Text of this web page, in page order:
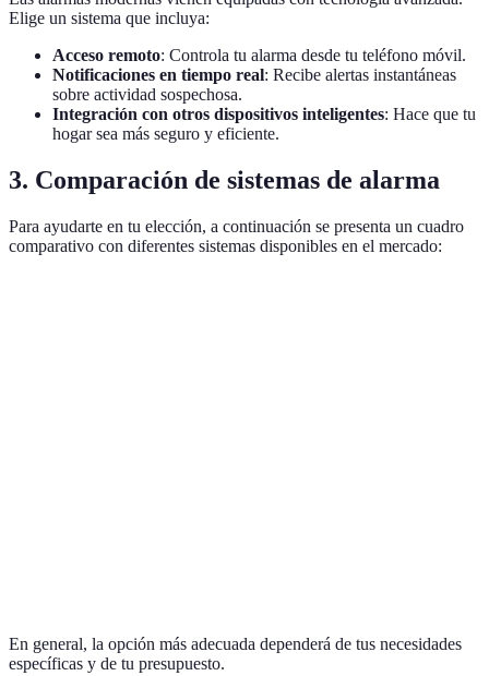
Elige un sistema que incluya:
Acceso remoto: Controla tu alarma desde tu teléfono móvil.
Notificaciones en tiempo real: Recibe alertas instantáneas
sobre actividad sospechosa.
Integración con otros dispositivos inteligentes: Hace que tu
hogar sea más seguro y eficiente.
3. Comparación de sistemas de alarma
Para ayudarte en tu elección, a continuación se presenta un cuadro
comparativo con diferentes sistemas disponibles en el mercado:
En general, la opción más adecuada dependerá de tus necesidades
específicas y de tu presupuesto.